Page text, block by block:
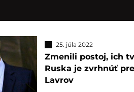
25. júla 2022
Zmenili postoj, ich
Ruska je zvrhnúť
Lavrov